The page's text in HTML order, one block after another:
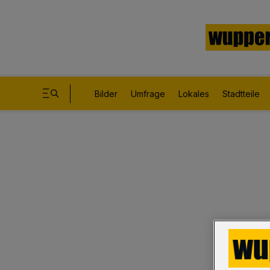
Bilder Umfrage Lokales Stadtteile